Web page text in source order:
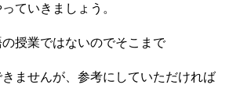
ていきましょう。
授業ではないのでそこまで
ませんが、参考にしていただければ